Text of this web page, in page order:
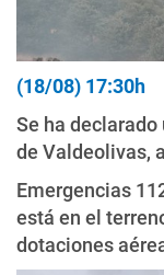
(18/08) 17:30h
Se ha
de Valdeolivas,
Emergencias
está en el
dotaciones